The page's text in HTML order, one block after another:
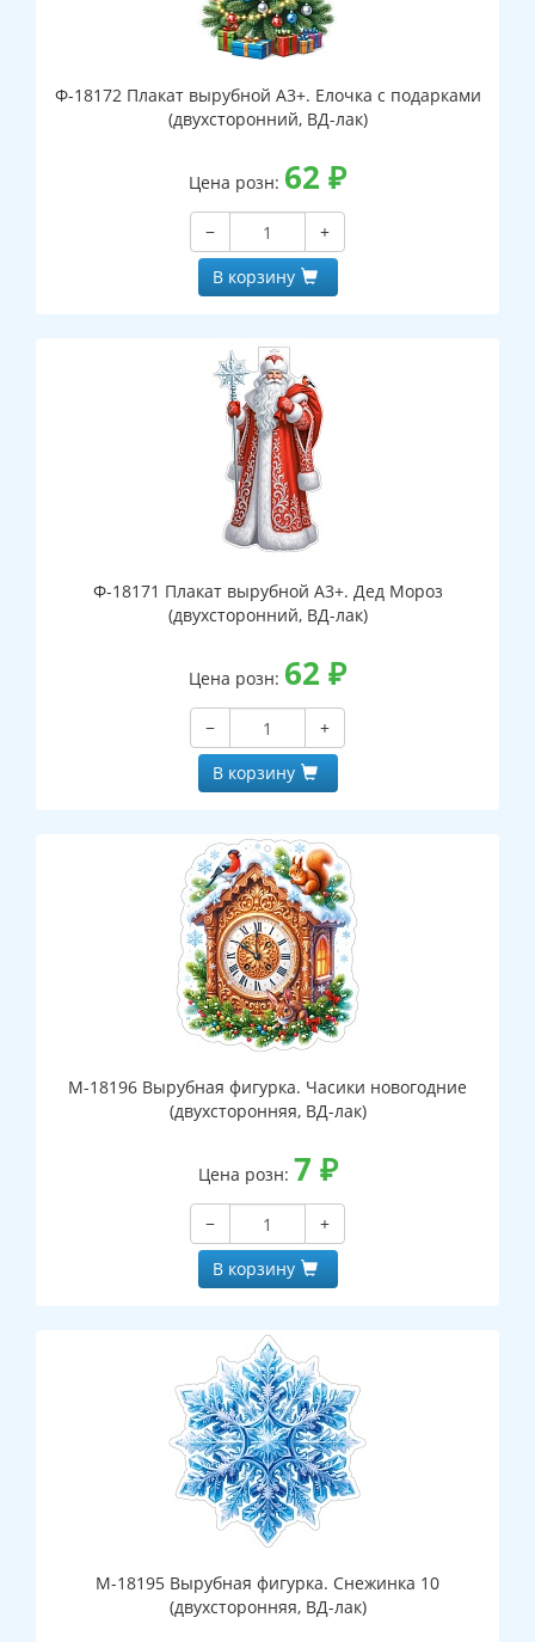
Ф-18172 Плакат вырубной А3+. Елочка с подарками
(двухсторонний, ВД-лак)
Цена розн: 62 ₽
−
+
В корзину
Ф-18171 Плакат вырубной А3+. Дед Мороз
(двухсторонний, ВД-лак)
Цена розн: 62 ₽
−
+
В корзину
М-18196 Вырубная фигурка. Часики новогодние
(двухсторонняя, ВД-лак)
Цена розн: 7 ₽
−
+
В корзину
М-18195 Вырубная фигурка. Снежинка 10
(двухсторонняя, ВД-лак)